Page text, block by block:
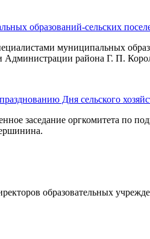
образований-сельских
муниципальных
района Г. П.
Дня сельского
заседание оргкомитета по
образовательных